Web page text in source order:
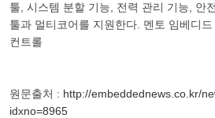
툴, 시스템 분할 기능, 전력 관리 기능, 안
툴과 멀티코어를 지원한다. 멘토 임베디
컨트롤
원문출처 : http://embeddednews.co.kr/
idxno=8965